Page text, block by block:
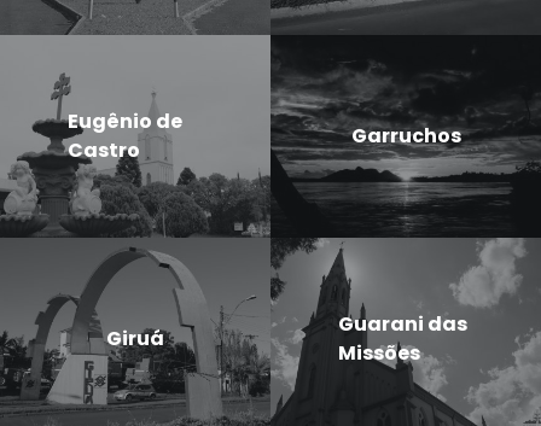
Eugênio de
Castro
Garruchos
Giruá
Guarani das
Missões